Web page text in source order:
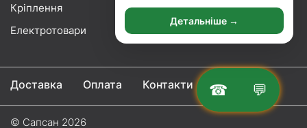
☎ 💬
Детальніше →
Кріплення
Електротовари
Доставка Оплата Контакти
© Сапсан 2026